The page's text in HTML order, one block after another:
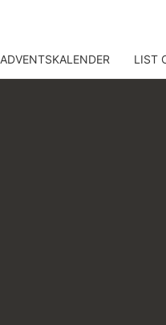
ADVENTSKALENDER LIST